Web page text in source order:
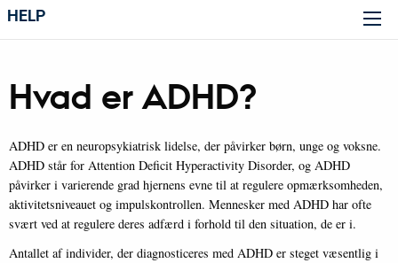
HELP
Hvad er ADHD?
ADHD er en neuropsykiatrisk lidelse, der påvirker børn, unge og voksne.
ADHD står for Attention Deficit Hyperactivity Disorder, og ADHD
påvirker i varierende grad hjernens evne til at regulere opmærksomheden,
aktivitetsniveauet og impulskontrollen. Mennesker med ADHD har ofte
svært ved at regulere deres adfærd i forhold til den situation, de er i.
Antallet af individer, der diagnosticeres med ADHD er steget væsentlig i